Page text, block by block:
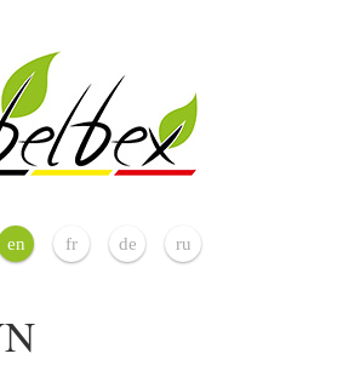
en fr de ru